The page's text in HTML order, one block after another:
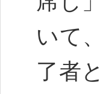
いて
了者